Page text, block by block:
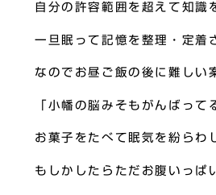
自分の許容範囲を超えて知識
一旦眠って記憶を整理・定着
なのでお昼ご飯の後に難しい
「小幡の脳みそもがんばって
お菓子をたべて眠気を紛らわ
もしかしたらただお腹いっぱ